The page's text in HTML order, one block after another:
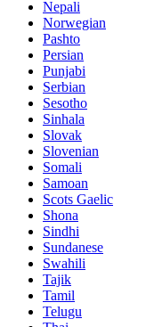
Nepali
Norwegian
Pashto
Persian
Punjabi
Serbian
Sesotho
Sinhala
Slovak
Slovenian
Somali
Samoan
Scots Gaelic
Shona
Sindhi
Sundanese
Swahili
Tajik
Tamil
Telugu